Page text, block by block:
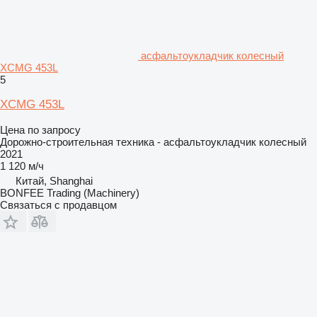
асфальтоукладчик колесный
XCMG 453L
5
XCMG 453L
Цена по запросу
Дорожно-строительная техника - асфальтоукладчик колесный
2021
1 120 м/ч
Китай, Shanghai
BONFEE Trading (Machinery)
Связаться с продавцом